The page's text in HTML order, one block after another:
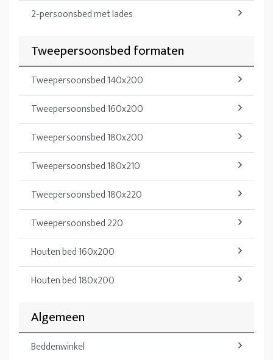
2-persoonsbed met lades
Tweepersoonsbed formaten
Tweepersoonsbed 140x200
Tweepersoonsbed 160x200
Tweepersoonsbed 180x200
Tweepersoonsbed 180x210
Tweepersoonsbed 180x220
Tweepersoonsbed 220
Houten bed 160x200
Houten bed 180x200
Algemeen
Beddenwinkel